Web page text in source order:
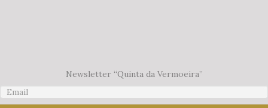
Newsletter “Quinta da Vermoeira”